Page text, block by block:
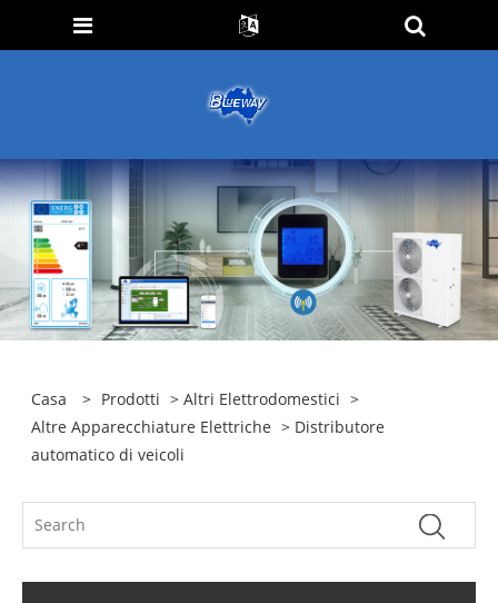
Casa > Prodotti >Altri Elettrodomestici >
Altre Apparecchiature Elettriche > Distributore
automatico di veicoli